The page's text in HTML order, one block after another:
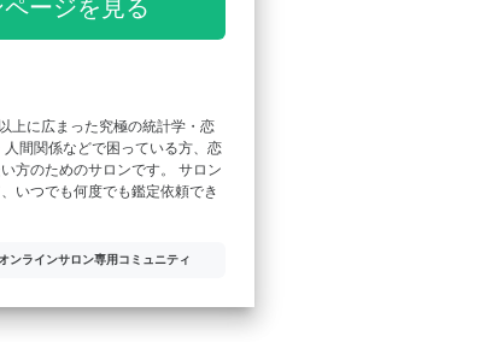
ージを見る
上に広まった究極の統計学・恋
間関係などで困っている方、恋
方のためのサロンです。 サロン
いつでも何度でも鑑定依頼でき
ンラインサロン専用コミュニティ